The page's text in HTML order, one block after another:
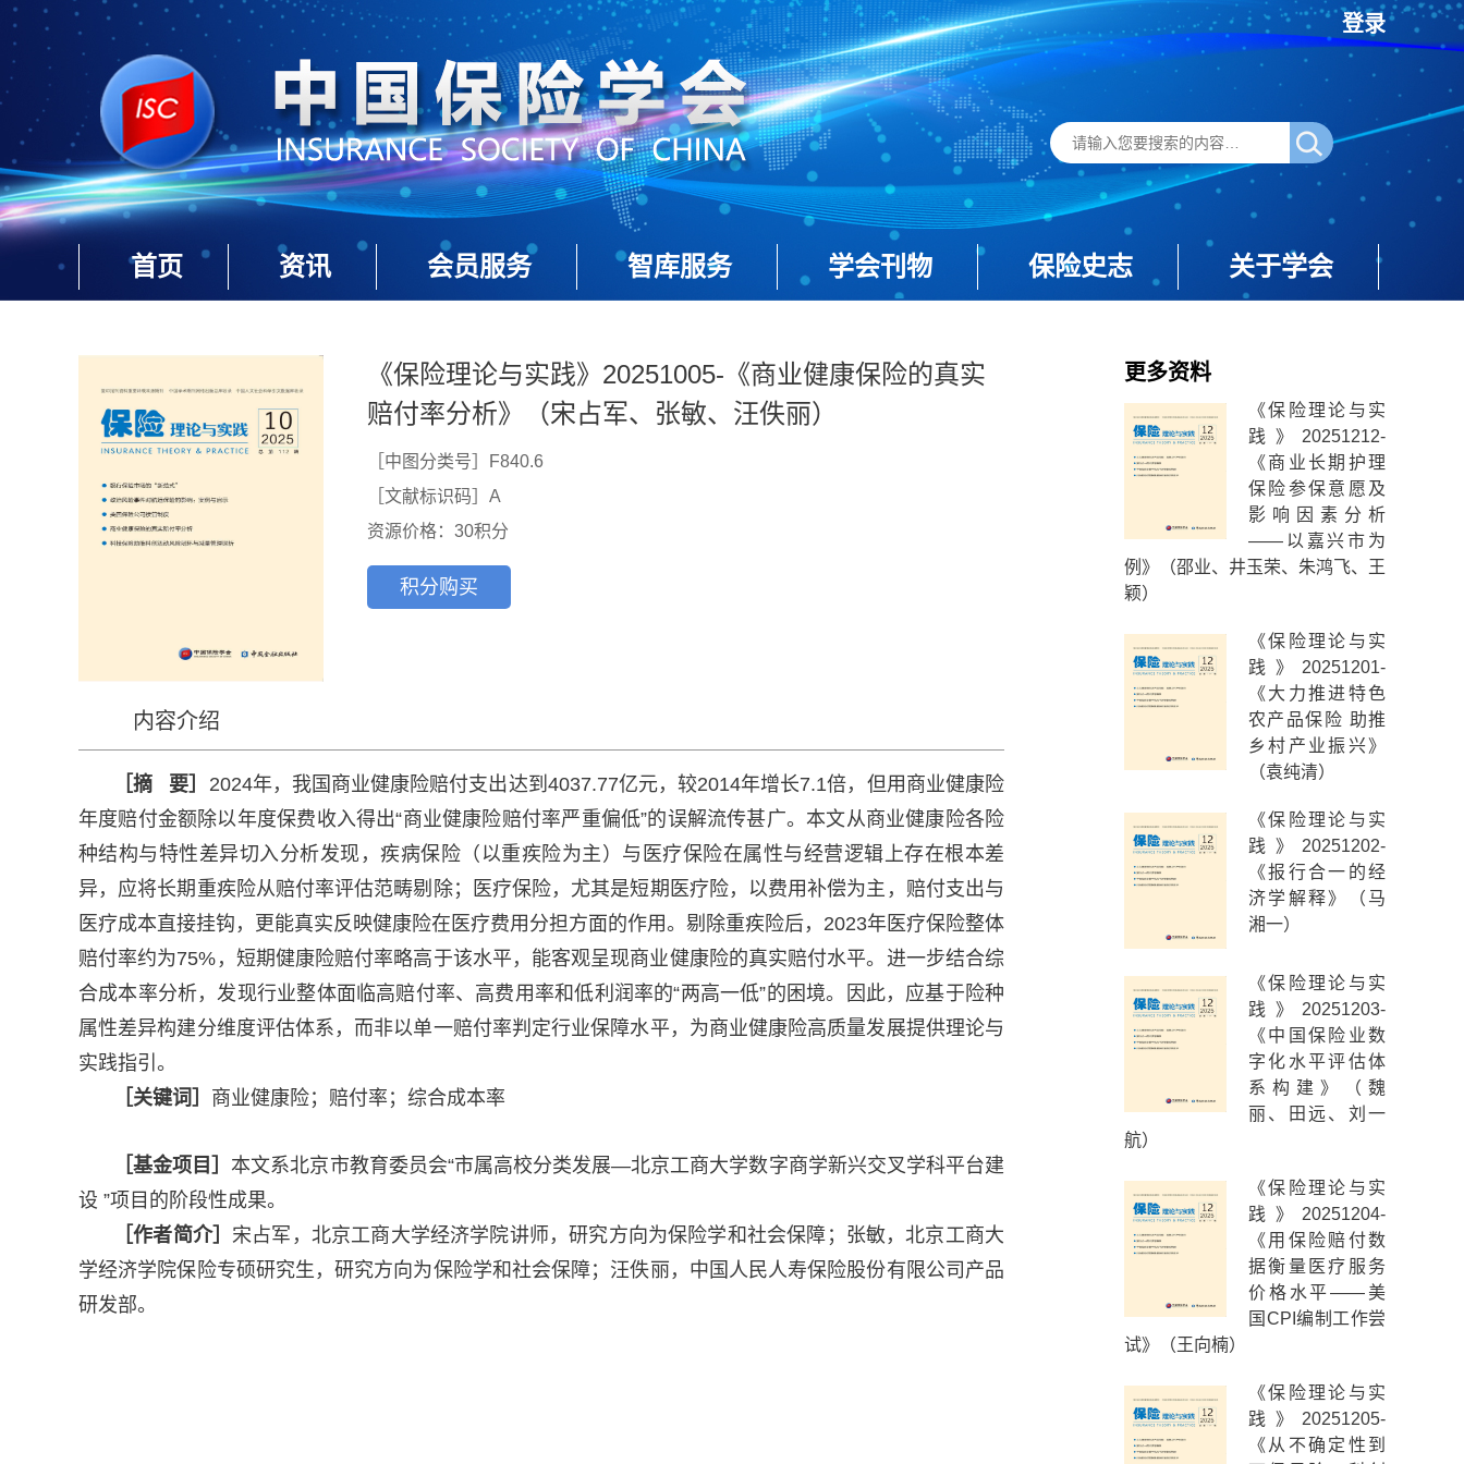
登录
首页 资讯 会员服务 智库服务 学会刊物 保险史志 关于学会
《保险理论与实践》20251005-《商业健康保险的真实
赔付率分析》（宋占军、张敏、汪佚丽）
［中图分类号］F840.6
［文献标识码］A
资源价格：30积分
积分购买
内容介绍
［摘 要］ 2024年，我国商业健康险赔付支出达到4037.77亿元，较2014年增长7.1倍，但用商业健康险
年度赔付金额除以年度保费收入得出“商业健康险赔付率严重偏低”的误解流传甚广。本文从商业健康险各险
种结构与特性差异切入分析发现，疾病保险（以重疾险为主）与医疗保险在属性与经营逻辑上存在根本差
异，应将长期重疾险从赔付率评估范畴剔除；医疗保险，尤其是短期医疗险，以费用补偿为主，赔付支出与
医疗成本直接挂钩，更能真实反映健康险在医疗费用分担方面的作用。剔除重疾险后，2023年医疗保险整体
赔付率约为75%，短期健康险赔付率略高于该水平，能客观呈现商业健康险的真实赔付水平。进一步结合综
合成本率分析，发现行业整体面临高赔付率、高费用率和低利润率的“两高一低”的困境。因此，应基于险种
属性差异构建分维度评估体系，而非以单一赔付率判定行业保障水平，为商业健康险高质量发展提供理论与
实践指引。
［关键词］ 商业健康险；赔付率；综合成本率
［基金项目］ 本文系北京市教育委员会“市属高校分类发展—北京工商大学数字商学新兴交叉学科平台建
设 ”项目的阶段性成果。
［作者简介］ 宋占军，北京工商大学经济学院讲师，研究方向为保险学和社会保障；张敏，北京工商大
学经济学院保险专硕研究生，研究方向为保险学和社会保障；汪佚丽，中国人民人寿保险股份有限公司产品
研发部。
更多资料
《保险理论与实
践》20251212-
《商业长期护理
保险参保意愿及
影响因素分析
——以嘉兴市为
例》（邵业、井玉荣、朱鸿飞、王
颖）
《保险理论与实
践》20251201-
《大力推进特色
农产品保险 助推
乡村产业振兴》
（袁纯清）
《保险理论与实
践》20251202-
《报行合一的经
济学解释》（马
湘一）
《保险理论与实
践》20251203-
《中国保险业数
字化水平评估体
系构建》（魏
丽、田远、刘一
航）
《保险理论与实
践》20251204-
《用保险赔付数
据衡量医疗服务
价格水平——美
国CPI编制工作尝
试》（王向楠）
《保险理论与实
践》20251205-
《从不确定性到